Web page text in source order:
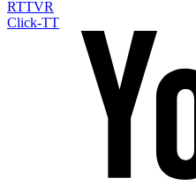
RTTVR
Click-TT